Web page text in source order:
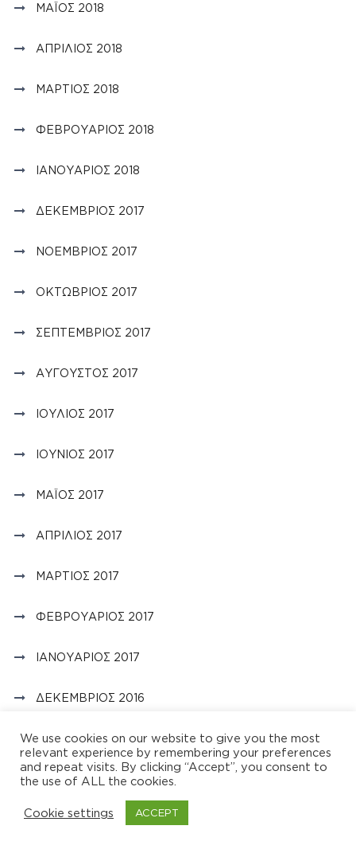
ΜΆΙΟΣ 2018
ΑΠΡΊΛΙΟΣ 2018
ΜΆΡΤΙΟΣ 2018
ΦΕΒΡΟΥΆΡΙΟΣ 2018
ΙΑΝΟΥΆΡΙΟΣ 2018
ΔΕΚΈΜΒΡΙΟΣ 2017
ΝΟΈΜΒΡΙΟΣ 2017
ΟΚΤΏΒΡΙΟΣ 2017
ΣΕΠΤΈΜΒΡΙΟΣ 2017
ΑΎΓΟΥΣΤΟΣ 2017
ΙΟΎΛΙΟΣ 2017
ΙΟΎΝΙΟΣ 2017
ΜΆΙΟΣ 2017
ΑΠΡΊΛΙΟΣ 2017
ΜΆΡΤΙΟΣ 2017
ΦΕΒΡΟΥΆΡΙΟΣ 2017
ΙΑΝΟΥΆΡΙΟΣ 2017
ΔΕΚΈΜΒΡΙΟΣ 2016
ΝΟΈΜΒΡΙΟΣ 2016
ΟΚΤΏΒΡΙΟΣ 2016
ΣΕΠΤΈΜΒΡΙΟΣ 2016
We use cookies on our website to give you the most
relevant experience by remembering your preferences
and repeat visits. By clicking “Accept”, you consent to
the use of ALL the cookies.
Cookie settings ACCEPT